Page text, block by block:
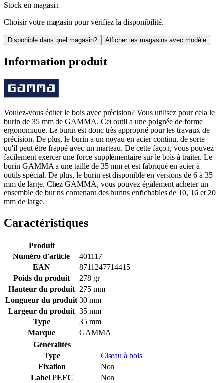
Stock en magasin
Choisir votre magasin pour vérifiez la disponibilité.
Disponible dans quel magasin? Afficher les magasins avec modèle
Information produit
Voulez-vous éditer le bois avec précision? Vous utilisez pour cela le
burin de 35 mm de GAMMA. Cet outil a une poignée de forme
ergonomique. Le burin est donc très approprié pour les travaux de
précision. De plus, le burin a un noyau en acier continu, de sorte
qu'il peut être frappé avec un marteau. De cette façon, vous pouvez
facilement exercer une force supplémentaire sur le bois à traiter. Le
burin GAMMA a une taille de 35 mm et est fabriqué en acier à
outils spécial. De plus, le burin est disponible en versions de 6 à 35
mm de large. Chez GAMMA, vous pouvez également acheter un
ensemble de burins contenant des burins enfichables de 10, 16 et 20
mm de large.
Caractéristiques
Produit
Numéro d'article
401117
EAN
8711247714415
Poids du produit
278 gr
Hauteur du produit
275 mm
Longueur du produit 30 mm
Largeur du produit 35 mm
Type
35 mm
Marque
GAMMA
Généralités
Type
Ciseau à bois
Fixation
Non
Label PEFC
Non